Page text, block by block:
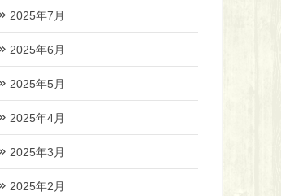
2025年7月
2025年6月
2025年5月
2025年4月
2025年3月
2025年2月